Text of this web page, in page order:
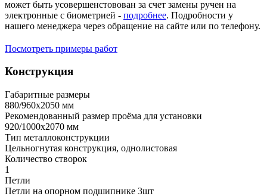
может быть усовершенстовован за счет замены ручен на
электронные с биометрией - подробнее. Подробности у
нашего менеджера через обращение на сайте или по телефону.
Посмотреть примеры работ
Конструкция
Габаритные размеры
880/960х2050 мм
Рекомендованный размер проёма для установки
920/1000х2070 мм
Тип металлоконструкции
Цельногнутая конструкция, однолистовая
Количество створок
1
Петли
Петли на опорном подшипнике 3шт